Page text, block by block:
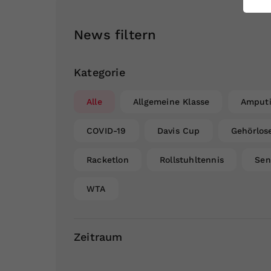
News filtern
Kategorie
Alle Allgemeine Klasse
COVID-19 Davis Cup
Racketlon Rollstuhltennis
WTA
Zeitraum